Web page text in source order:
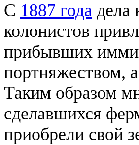
С 1887 года дела
колонистов
прибывших
портняжеством,
Таким образом
сделавшихся
приобрели свой